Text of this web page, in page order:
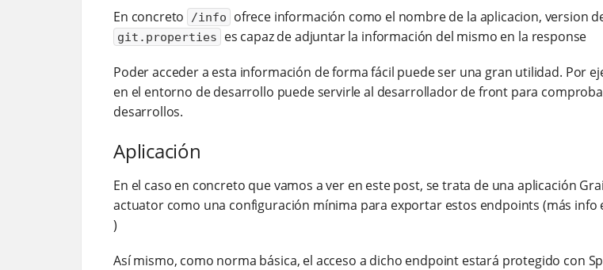
En concreto /info ofrece información como el nombre de la aplicacion, version
git.properties es capaz de adjuntar la información del mismo en la response
Poder acceder a esta información de forma fácil puede ser una gran utilidad. Por
en el entorno de desarrollo puede servirle al desarrollador de front para
desarrollos.
Aplicación
En el caso en concreto que vamos a ver en este post, se trata de una aplicación
actuator como una configuración mínima para exportar estos endpoints (más info
)
Así mismo, como norma básica, el acceso a dicho endpoint estará protegido con